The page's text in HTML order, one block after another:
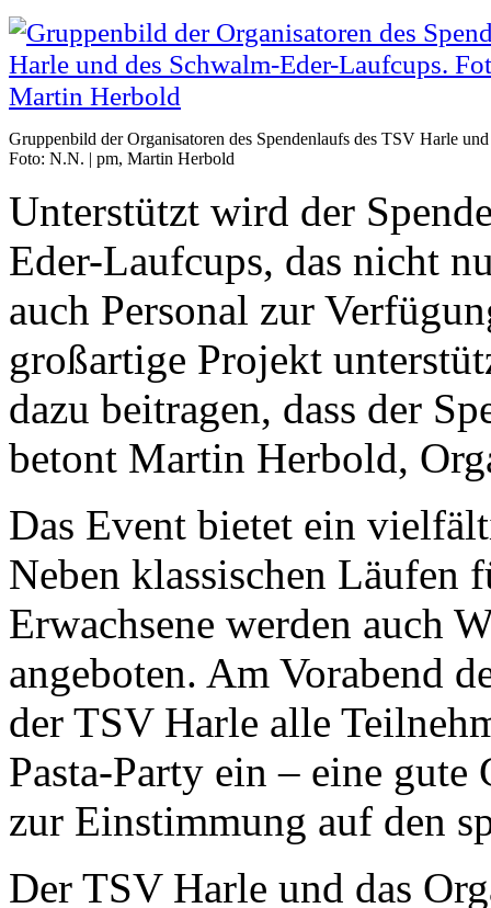
Gruppenbild der Organisatoren des Spendenlaufs des TSV Harle
Foto: N.N. | pm, Martin Herbold
Unterstützt wird der
Eder-Laufcups, das nicht
auch Personal zur
großartige Projekt
dazu beitragen, dass der
betont Martin Herbold,
Das Event bietet ein
Neben klassischen Läufen
Erwachsene werden auch
angeboten. Am Vorabend
der TSV Harle alle
Pasta-Party ein – eine
zur Einstimmung auf den
Der TSV Harle und das